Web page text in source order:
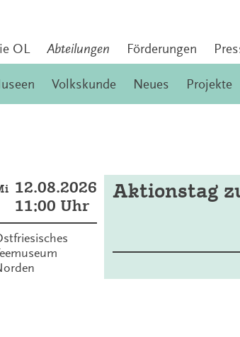
OL Abteilungen Förderungen
Volkskunde Neues Projekte
12.08.2026
11:00 Uhr
Aktionstag